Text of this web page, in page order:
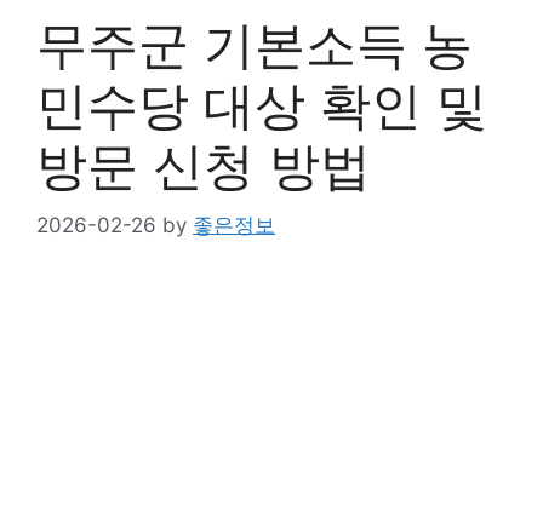
무주군 기본소득 농
민수당 대상 확인 및
방문 신청 방법
2026-02-26 by 좋은정보